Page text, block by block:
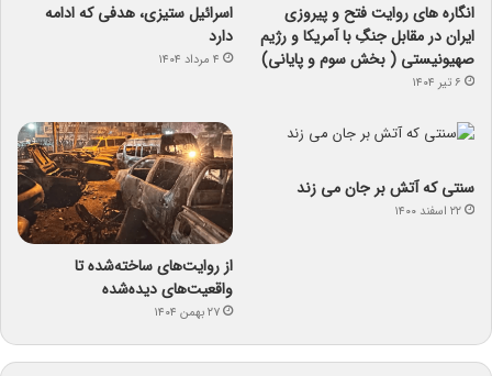
انگاره های روایت فتح و پیروزی
ایران در مقابل جنگِ با آمریکا و رژیم
صهیونیستی ( بخش سوم و پایانی)
۶ تیر ۱۴۰۴
اسرائیل ستیزی، هدفی که ادامه
دارد
۴ مرداد ۱۴۰۴
سنتی که آتش بر جان می زند
۲۲ اسفند ۱۴۰۰
از روایت‌های ساخته‌شده تا
واقعیت‌های دیده‌شده
۲۷ بهمن ۱۴۰۴